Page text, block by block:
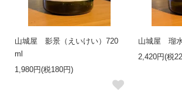
山城屋 影景（えいけい）720
ml
1,980円(税180円)
山城屋 瑠水
2,420円(税